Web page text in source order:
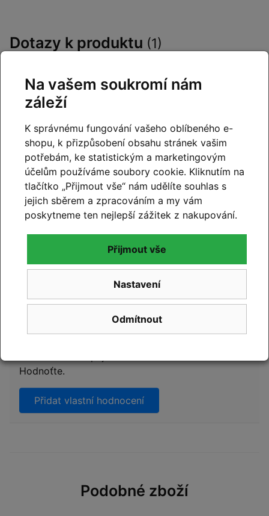
Dotazy k produktu (1)
Máte otázky k produktu:Celoodpružené kolo
CANNONDALE SCALPEL 29" Carbon SE 2 BKM
Zeptejte se.
Napište dotaz
Lumir Vaszily 14.12.2022 16:30
Dobrý den, chtěl jsem zeptat kolik vaha kg? Pod
10kg nebo 12kg? Děkuji za odpověď. Lumir Vaszily
Hodnocení produktu
Hodnoťte.
Přidat vlastní hodnocení
Podobné zboží
Na vašem soukromí nám
záleží
K správnému fungování vašeho oblíbeného e-
shopu, k přizpůsobení obsahu stránek vašim
potřebám, ke statistickým a marketingovým
účelům používáme soubory cookie. Kliknutím na
tlačítko „Přijmout vše“ nám udělíte souhlas s
jejich sběrem a zpracováním a my vám
poskytneme ten nejlepší zážitek z nakupování.
Odmítnout
Nastavení
Přijmout vše